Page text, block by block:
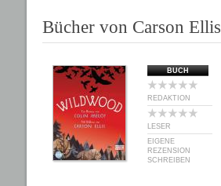
Bücher von Carson Ellis
BUCH
REDAKTION
LESER
EIGENE
REZENSION
SCHREIBEN